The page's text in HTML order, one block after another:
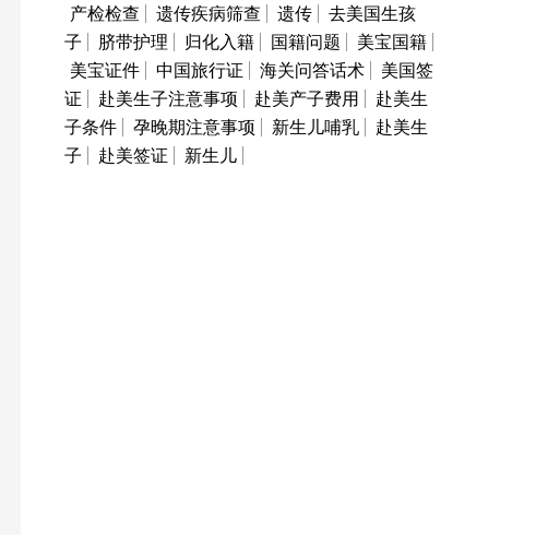
产检检查
遗传疾病筛查 遗传
去美国生孩
子
脐带护理 归化入籍 国籍问题
美宝国籍
美宝证件
中国旅行证 海关问答话术
美国签
证
赴美生子注意事项 赴美产子费用
赴美生
子条件
孕晚期注意事项 新生儿哺乳
赴美生
子
赴美签证 新生儿